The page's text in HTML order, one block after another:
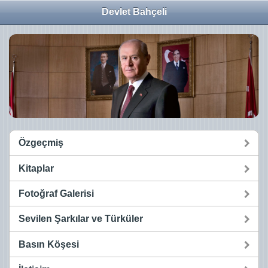
Devlet Bahçeli
Özgeçmiş
Kitaplar
Fotoğraf Galerisi
Sevilen Şarkılar ve Türküler
Basın Köşesi